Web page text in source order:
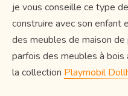
je vous conseille ce type
construire avec son enfant
des meubles de maison
parfois des meubles à
la collection Playmobil